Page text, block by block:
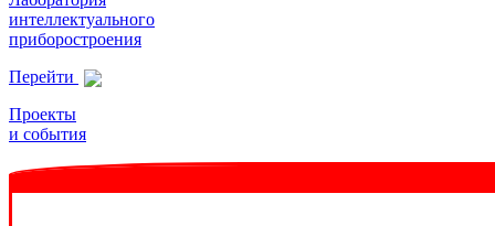
интеллектуального
приборостроения
Перейти
Проекты
и события